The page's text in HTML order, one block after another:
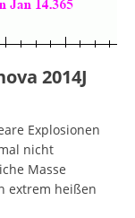
2014J
Explosionen
nicht
Masse
extrem heißen